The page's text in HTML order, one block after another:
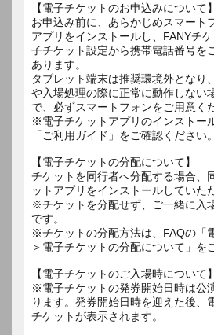
【電子チケットのお申込みについて】
お申込み前に、あらかじめスマート
アプリをインストールし、FANYチ
子チケット設定から携帯電話番号を
あります。
タブレット端末は推奨環境外となり
や入場処理の際に正常に動作しない
で、必ずスマートフォンをご用意く
※電子チケットアプリのインストー
「ご利用ガイド」をご確認ください。
【電子チケットの分配について】
チケットを同行者へ分配する場合、
ットアプリをインストールしていた
※チケットを分配せず、ご一緒に入
です。
※チケットの分配方法は、FAQの「
＞電子チケットの分配について」を
【電子チケットのご入場時について】
※電子チケットの発券開始日時は公
ります。発券開始日時を迎えた後、
チケットが表示されます。